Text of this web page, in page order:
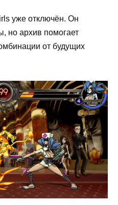
уже отключён. Он
но архив помогает
от будущих